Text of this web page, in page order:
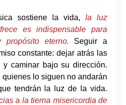
sostiene la vida, la luz
es indispensable para
propósito eterno. Seguir a
constante: dejar atrás las
caminar bajo su dirección.
quienes lo siguen no andarán
tendrán la luz de la vida.
a la tierna misericordia de